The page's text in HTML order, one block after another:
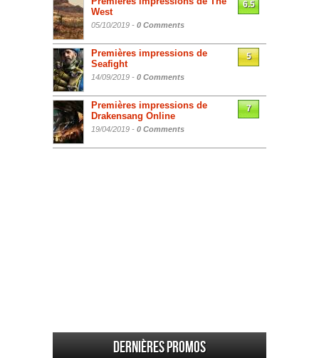
West
05/10/2019 - 0 Comments
6.5
Premières impressions de
Seafight
14/09/2019 - 0 Comments
5
Premières impressions de
Drakensang Online
19/04/2019 - 0 Comments
7
Dernières promos